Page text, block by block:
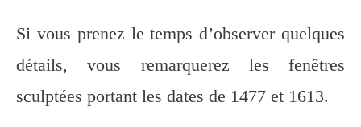
Si vous prenez le temps d’observer quelques
détails, vous remarquerez les fenêtres
sculptées portant les dates de 1477 et 1613.